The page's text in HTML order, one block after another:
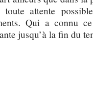
toute attente
Qui a connu
jusqu’à la fin du